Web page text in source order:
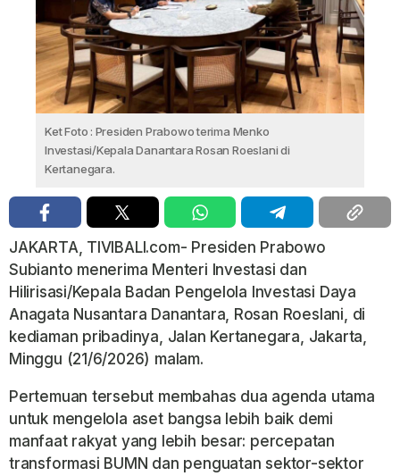
Ket Foto : Presiden Prabowo terima Menko
Investasi/Kepala Danantara Rosan Roeslani di
Kertanegara.
JAKARTA, TIVIBALI.com- Presiden Prabowo
Subianto menerima Menteri Investasi dan
Hilirisasi/Kepala Badan Pengelola Investasi Daya
Anagata Nusantara Danantara, Rosan Roeslani, di
kediaman pribadinya, Jalan Kertanegara, Jakarta,
Minggu (21/6/2026) malam.
Pertemuan tersebut membahas dua agenda utama
untuk mengelola aset bangsa lebih baik demi
manfaat rakyat yang lebih besar: percepatan
transformasi BUMN dan penguatan sektor-sektor